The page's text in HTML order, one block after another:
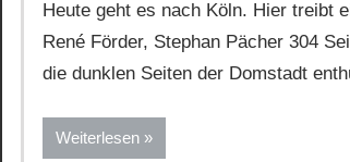
Heute geht es nach Köln. Hier treibt
René Förder, Stephan Pächer 304
die dunklen Seiten der Domstadt
Weiterlesen